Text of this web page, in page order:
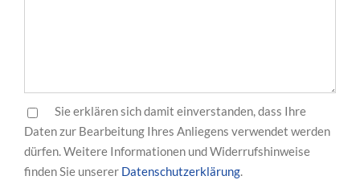
Sie erklären sich damit einverstanden, dass Ihre
Daten zur Bearbeitung Ihres Anliegens verwendet werden
dürfen. Weitere Informationen und Widerrufshinweise
finden Sie unserer Datenschutzerklärung.